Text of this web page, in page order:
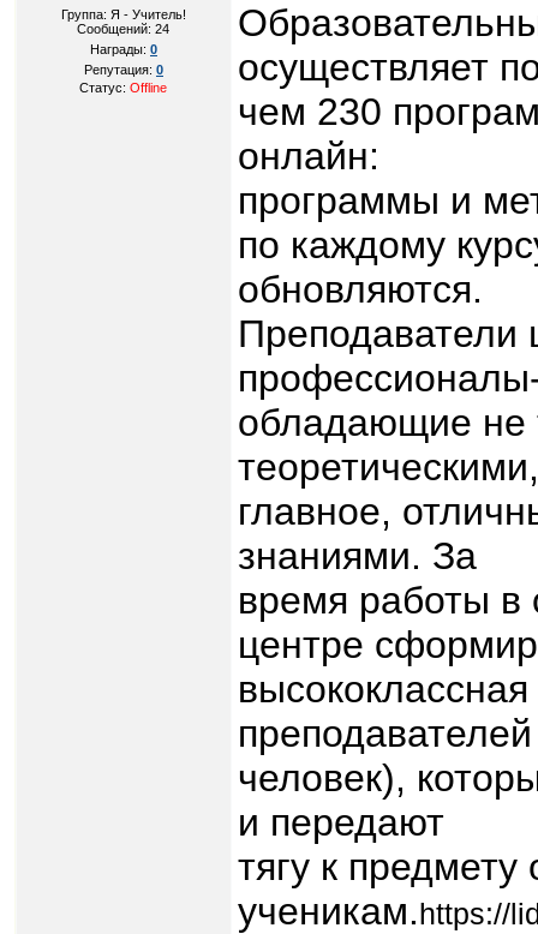
Группа: Я - Учитель!
Сообщений:24
Награды: 0
Репутация: 0
Статус:Offline
осуществляет
чем 230
онлайн:
программы и
по каждому
обновляются.
обладающие не
главное,
знаниями. За
время работы в
центре
человек),
и передают
тягу к предмету
ученикам.https://